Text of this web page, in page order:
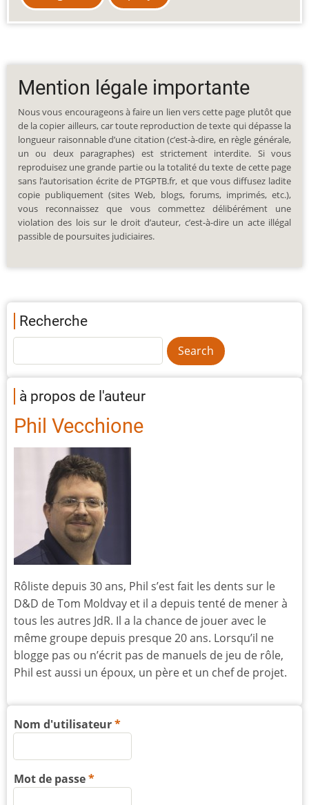
Mention légale importante
Nous vous encourageons à faire un lien vers cette page plutôt que
de la copier ailleurs, car toute reproduction de texte qui dépasse la
longueur raisonnable d’une citation (c’est-à-dire, en règle générale,
un ou deux paragraphes) est strictement interdite. Si vous
reproduisez une grande partie ou la totalité du texte de cette page
sans l’autorisation écrite de PTGPTB.fr, et que vous diffusez ladite
copie publiquement (sites Web, blogs, forums, imprimés, etc.),
vous reconnaissez que vous commettez délibérément une
violation des lois sur le droit d’auteur, c’est-à-dire un acte illégal
passible de poursuites judiciaires.
Recherche
à propos de l'auteur
Phil Vecchione
Rôliste depuis 30 ans, Phil s’est fait les dents sur le
D&D de Tom Moldvay et il a depuis tenté de mener à
tous les autres JdR. Il a la chance de jouer avec le
même groupe depuis presque 20 ans. Lorsqu’il ne
blogge pas ou n’écrit pas de manuels de jeu de rôle,
Phil est aussi un époux, un père et un chef de projet.
Nom d'utilisateur
Mot de passe